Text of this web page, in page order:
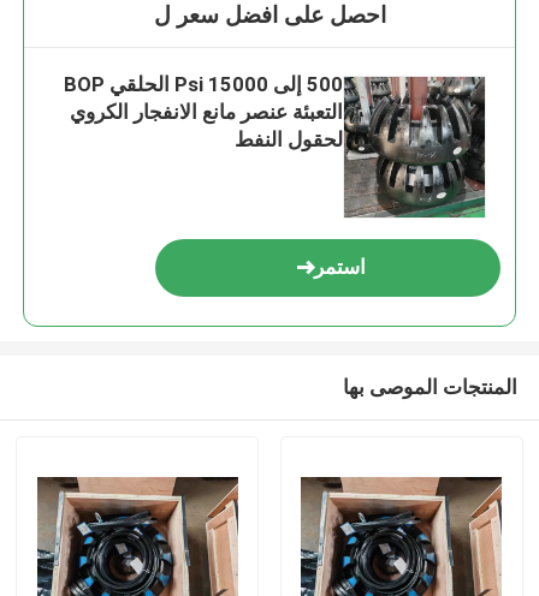
احصل على افضل سعر ل
500 إلى 15000 Psi الحلقي BOP
التعبئة عنصر مانع الانفجار الكروي
لحقول النفط
استمر
المنتجات الموصى بها